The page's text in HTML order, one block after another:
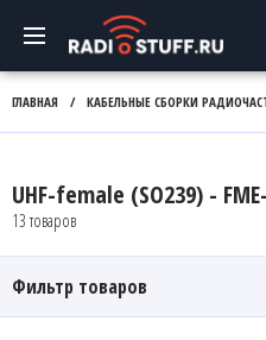
ГЛАВНАЯ / КАБЕЛЬНЫЕ СБОРКИ
UHF-female (SO239) -
13 товаров
Фильтр товаров